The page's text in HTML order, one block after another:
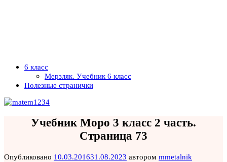
6 класс
Мерзляк. Учебник 6 класс
Полезные странички
Учебник Моро 3 класс 2 часть.
Страница 73
Опубликовано 10.03.201631.08.2023 автором mmetalnik